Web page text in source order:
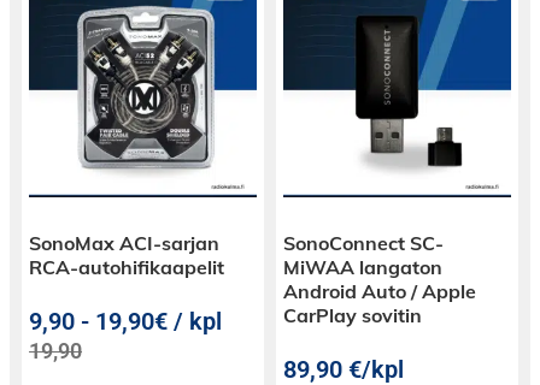
SonoMax ACI-sarjan
RCA-autohifikaapelit
9,90 - 19,90€ / kpl
19,90
SonoConnect SC-
MiWAA langaton
Android Auto / Apple
CarPlay sovitin
89,90€/kpl